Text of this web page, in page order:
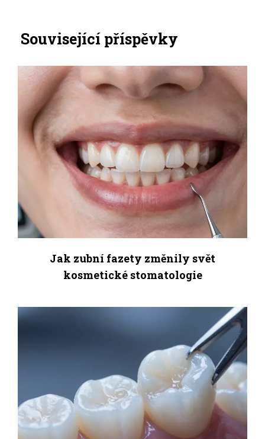
Související příspěvky
Jak zubní fazety změnily svět
kosmetické stomatologie